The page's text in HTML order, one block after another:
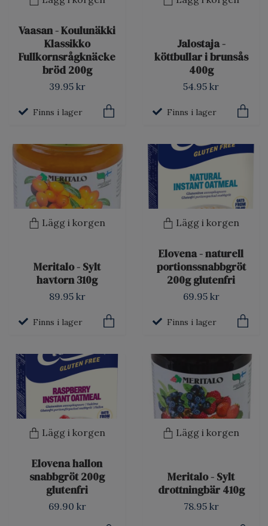
Vaasan - Koulunäkki
Klassikko
Fullkornsrågknäcke
bröd 200g
39.95 kr
Finns i lager
Jalostaja -
köttbullar i brunsås
400g
54.95 kr
Finns i lager
Lägg i korgen
Meritalo - Sylt
havtorn 310g
89.95 kr
Finns i lager
Lägg i korgen
Elovena - naturell
portionssnabbgröt
200g glutenfri
69.95 kr
Finns i lager
Lägg i korgen
Elovena hallon
snabbgröt 200g
glutenfri
69.90 kr
Lägg i korgen
Meritalo - Sylt
drottningbär 410g
78.95 kr